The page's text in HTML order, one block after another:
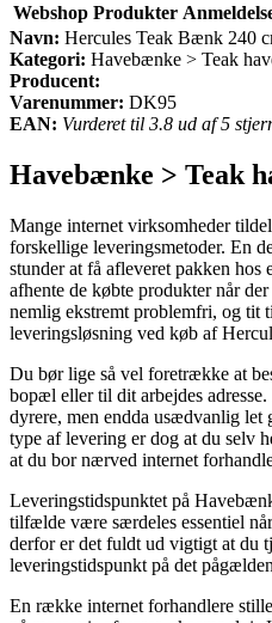
Webshop Produkter
Navn: Hercules Teak Bænk 240
Kategori: Havebænke > Teak
Producent:
Varenummer: DK95
EAN: Vurderet til 3.8 ud af 5
Havebænke > Teak
Mange internet virksomheder
forskellige leveringsmetoder. En
stunder at få afleveret pakken hos
afhente de købte produkter når
nemlig ekstremt problemfri, og tit
leveringsløsning ved køb af
Du bør lige så vel foretrække at
bopæl eller til dit arbejdes
dyrere, men endda usædvanlig
type af levering er dog at du selv
at du bor nærved internet
Leveringstidspunktet på
tilfælde være særdeles essentiel
derfor er det fuldt ud vigtigt at du
leveringstidspunkt på det
En række internet forhandlere